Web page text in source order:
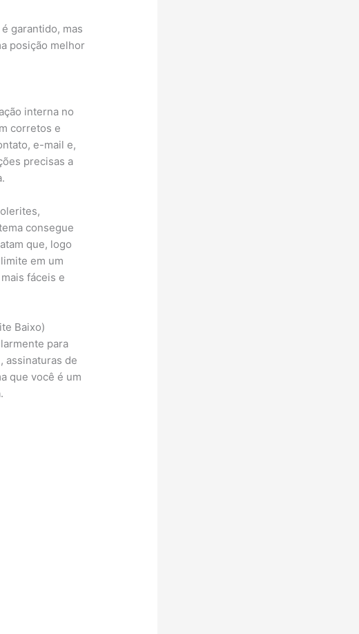
garantido, mas
posição melhor
interna no
corretos e
e-mail e,
precisas a
consegue
que, logo
em um
fáceis e
Baixo)
para
assinaturas de
que você é um